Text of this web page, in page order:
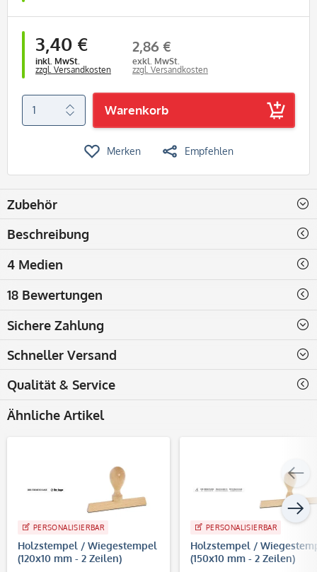
3,40 €
inkl. MwSt.
zzgl. Versandkosten
2,86 €
exkl. MwSt.
zzgl. Versandkosten
Warenkorb
Merken Empfehlen
Zubehör
Beschreibung
4 Medien
18 Bewertungen
Sichere Zahlung
Schneller Versand
Qualität & Service
Ähnliche Artikel
PERSONALISIERBAR
Holzstempel / Wiegestempel
(120x10 mm - 2 Zeilen)
PERSONALISIERBAR
Holzstempel /
(150x10 mm - 2 Zeilen)